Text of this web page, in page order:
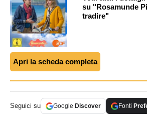
su "Rosamunde
tradire"
Apri la scheda completa
Seguici su Google Discover Fonti